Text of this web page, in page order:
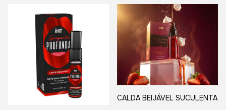
CALDA BEIJÁVEL SUCULENTA